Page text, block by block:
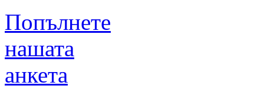
Попълнете
нашата
анкета